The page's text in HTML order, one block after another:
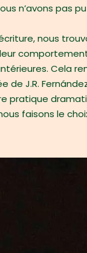
n’avons pas
nous
Cela
de J.R.
pratique
faisons le